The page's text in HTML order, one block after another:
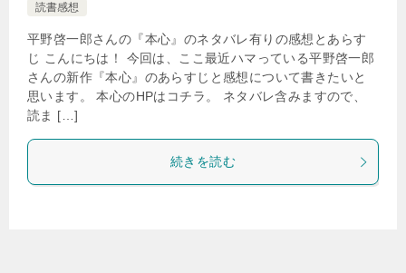
読書感想
平野啓一郎さんの『本心』のネタバレ有りの感想とあらす
じ こんにちは！ 今回は、ここ最近ハマっている平野啓一郎
さんの新作『本心』のあらすじと感想について書きたいと
思います。 本心のHPはコチラ。 ネタバレ含みますので、
読ま […]
続きを読む